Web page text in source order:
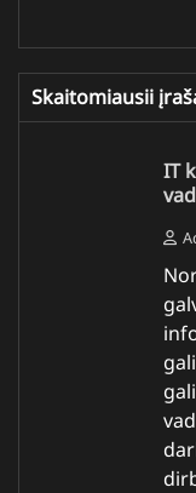
Skaitomiausii
IT